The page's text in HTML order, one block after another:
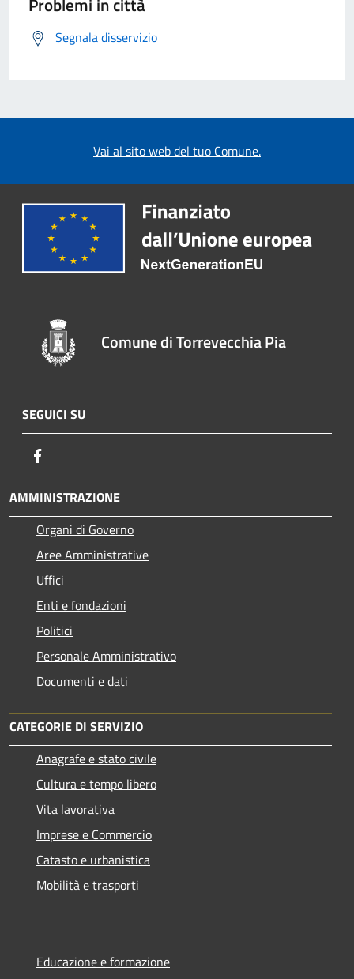
Segnala disservizio
Vai al sito web del tuo Comune.
Comune di Torrevecchia Pia
SEGUICI SU
AMMINISTRAZIONE
Organi di Governo
Aree Amministrative
Uffici
Enti e fondazioni
Politici
Personale Amministrativo
Documenti e dati
CATEGORIE DI SERVIZIO
Anagrafe e stato civile
Cultura e tempo libero
Vita lavorativa
Imprese e Commercio
Catasto e urbanistica
Mobilità e trasporti
Educazione e formazione